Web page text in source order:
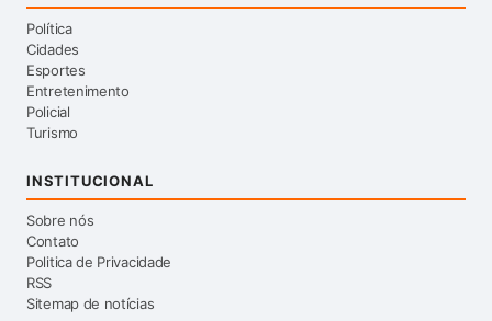
Política
Cidades
Esportes
Entretenimento
Policial
Turismo
INSTITUCIONAL
Sobre nós
Contato
Politica de Privacidade
RSS
Sitemap de notícias